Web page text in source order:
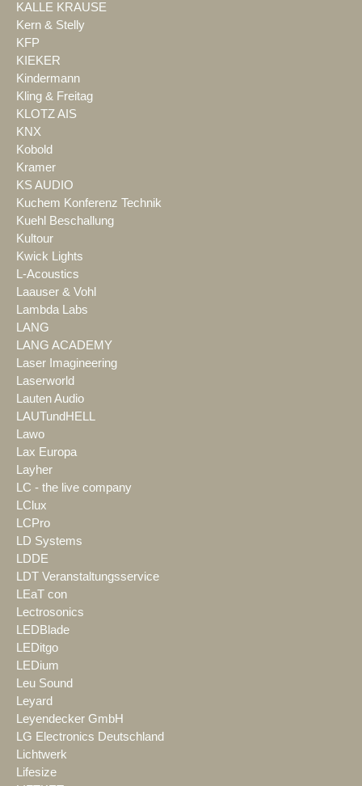
KALLE KRAUSE
Kern & Stelly
KFP
KIEKER
Kindermann
Kling & Freitag
KLOTZ AIS
KNX
Kobold
Kramer
KS AUDIO
Kuchem Konferenz Technik
Kuehl Beschallung
Kultour
Kwick Lights
L-Acoustics
Laauser & Vohl
Lambda Labs
LANG
LANG ACADEMY
Laser Imagineering
Laserworld
Lauten Audio
LAUTundHELL
Lawo
Lax Europa
Layher
LC - the live company
LClux
LCPro
LD Systems
LDDE
LDT Veranstaltungsservice
LEaT con
Lectrosonics
LEDBlade
LEDitgo
LEDium
Leu Sound
Leyard
Leyendecker GmbH
LG Electronics Deutschland
Lichtwerk
Lifesize